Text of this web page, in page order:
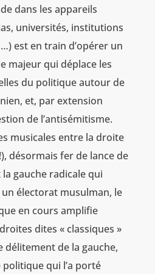
dans les appareils
universités, institutions
est en train d’opérer un
majeur qui déplace les
du politique autour de
et, par extension
de l’antisémitisme.
musicales entre la droite
désormais fer de lance de
la gauche radicale qui
électorat musulman, le
en cours amplifie
dites « classiques »
délitement de la gauche,
qui l’a porté